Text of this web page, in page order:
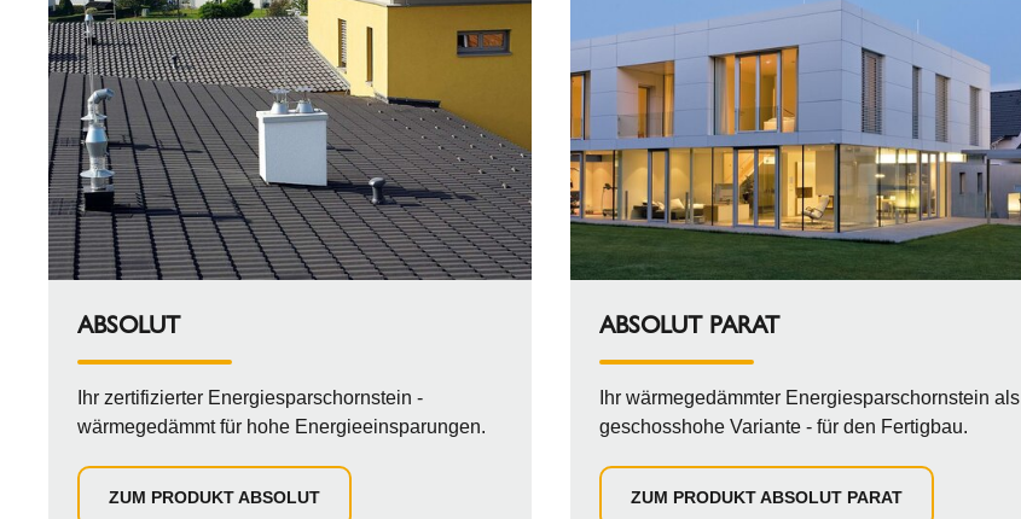
ABSOLUT
Ihr zertifizierter Energiesparschornstein -
wärmegedämmt für hohe Energieeinsparungen.
ZUM PRODUKT ABSOLUT
ABSOLUT PARAT
Ihr wärmegedämmter Energiesparschornstein als
geschosshohe Variante - für den Fertigbau.
ZUM PRODUKT ABSOLUT PARAT